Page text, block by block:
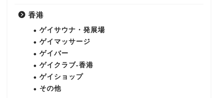
香港
ゲイサウナ・発展場
ゲイマッサージ
ゲイバー
ゲイクラブ-香港
ゲイショップ
その他